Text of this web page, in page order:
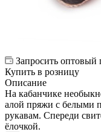
Запросить оптовый
Купить в розницу
Описание
На кабанчике
алой пряжи с белыми
рукавам. Спереди
ёлочкой.